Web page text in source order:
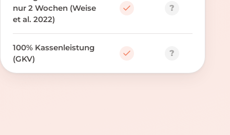
nur 2 Wochen (Weise
et al. 2022)
?
100% Kassenleistung
(GKV)
?